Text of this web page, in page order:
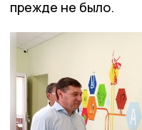
прежде не было.